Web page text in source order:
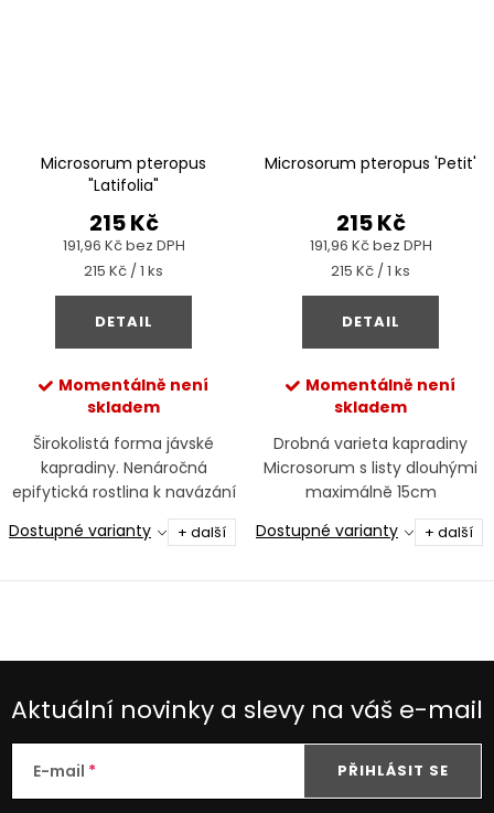
Microsorum pteropus
"Latifolia"
191,96 Kč bez DPH
215 Kč
Měrná
cena:
215 Kč / 1 ks
DETAIL
Momentálně není
skladem
Širokolistá forma jávské
kapradiny. Nenáročná
epifytická rostlina k navázání
na kořeny a kameny, ideální i
do stínu.
Dostupné varianty + další
Microsorum pteropus 'Petit'
191,96 Kč bez DPH
215 Kč
Měrná
cena:
215 Kč / 1 ks
DETAIL
Momentálně není
skladem
Drobná varieta kapradiny
Microsorum s listy dlouhými
maximálně 15cm
Dostupné varianty
+ další
Aktuální novinky a slevy na váš e-mail
E-mail PŘIHLÁSIT SE